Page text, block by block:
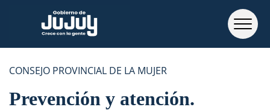
CONSEJO PROVINCIAL DE LA MUJER
Prevención y atención